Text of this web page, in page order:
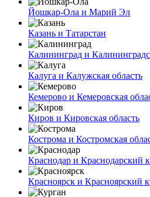
Йошкар-Ола и Марий Эл
Казань и Татарстан
Калининград и
Калуга и Калужская область
Кемерово и Кемеровская
Киров и Кировская область
Кострома и Костромская
Краснодар и Краснодарский
Красноярск и Красноярский